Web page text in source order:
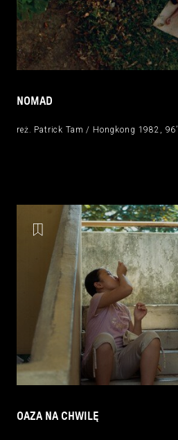
NOMAD
reż. Patrick Tam / Hongkong 1982, 96’
OAZA NA CHWILĘ